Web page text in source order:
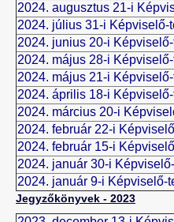
2024. augusztus 21-i
2024. július 31-i
2024. junius 20-i
2024. május 28-i
2024. május 21-i
2024. április 18-i
2024. március 20-i
2024. február 22-i
2024. február 15-i
2024. január 30-i
2024. január 9-i Képviselő-
Jegyzőkönyvek - 2023